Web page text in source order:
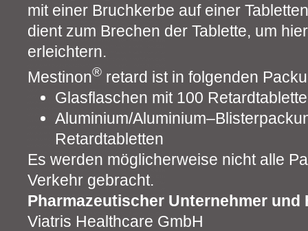
mit einer Bruchkerbe auf einer
dient zum Brechen der Tablette, um
erleichtern.
Mestinon® retard ist in folgenden
Glasflaschen mit 100
Aluminium/
Retardtabletten
Es werden möglicherweise nicht alle
Verkehr gebracht.
Pharmazeutischer Unternehmer und
Viatris Healthcare GmbH